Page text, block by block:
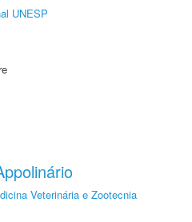
UNESP
Veterinária e Zootecnia